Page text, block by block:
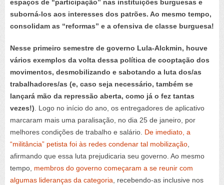
espaços de “participação” nas instituições burguesas e
suborná-los aos interesses dos patrões. Ao mesmo tempo,
consolidam as “reformas” e a ofensiva de classe burguesa!
Nesse primeiro semestre de governo Lula-Alckmin, houve
vários exemplos da volta dessa política de cooptação dos
movimentos, desmobilizando e sabotando a luta dos/as
trabalhadores/as (e, caso seja necessário, também se
lançará mão da repressão aberta, como já o fez tantas
vezes!) . Logo no início do ano, os entregadores de aplicativo
marcaram mais uma paralisação, no dia 25 de janeiro, por
melhores condições de trabalho e salário. De imediato, a
“militância” petista foi às redes condenar tal mobilização
afirmando que essa luta prejudicaria seu governo. Ao mesmo
tempo, membros do governo começaram a se reunir com
algumas lideranças da categoria , recebendo-as inclusive nos